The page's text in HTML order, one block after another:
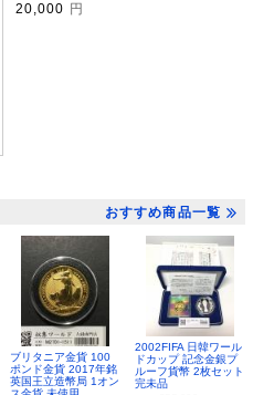
20,000
円
おすすめ商品一覧
ブリタニア金貨 100
ポンド金貨 2017年銘
英国王立造幣局 1オン
2002FIFA 日韓ワール
ドカップ 記念金銀プ
ルーフ貨幣 2枚セット
完未品